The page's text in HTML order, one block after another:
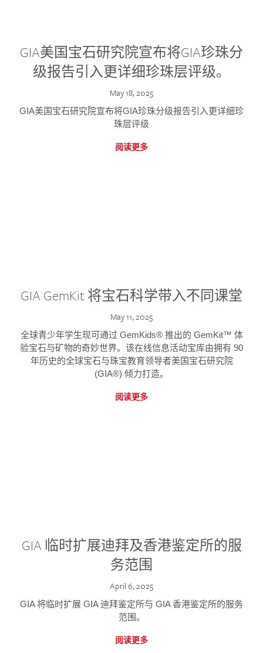
GIA美国宝石研究院宣布将GIA珍珠分
级报告引入更详细珍珠层评级。
May 18, 2025
GIA美国宝石研究院宣布将GIA珍珠分级报告引入更详细珍
珠层评级
阅读更多
GIA GemKit 将宝石科学带入不同课堂
May 11, 2025
全球青少年学生现可通过 GemKids® 推出的 GemKit™ 体
验宝石与矿物的奇妙世界。该在线信息活动宝库由拥有 90
年历史的全球宝石与珠宝教育领导者美国宝石研究院
(GIA®) 倾力打造。
阅读更多
GIA 临时扩展迪拜及香港鉴定所的服
务范围
April 6, 2025
GIA 将临时扩展 GIA 迪拜鉴定所与 GIA 香港鉴定所的服务
范围。
阅读更多